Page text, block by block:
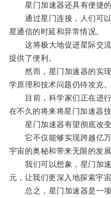
星门加速器还具有便捷的
通过星门连接，人们可以
星通信的时延和异常情况。
这将极大地促进星际交流
提供了便利。
然而，星门加速器的实现
学原理和技术问题仍待攻克。
目前，科学家们正在进行
在不久的将来将星门加速器
星门加速器有望彻底改变
它不仅能够实现跨越亿万
宇宙的奥秘和带来无限的发展
我们可以想象，星门加速
元，让我们更深入地探索宇宙
总之，星门加速器是一项